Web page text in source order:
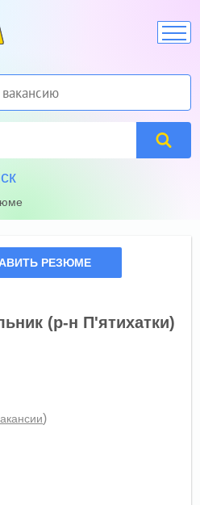
РЕЗЮМЕ
(р-н П'ятихатки)
)